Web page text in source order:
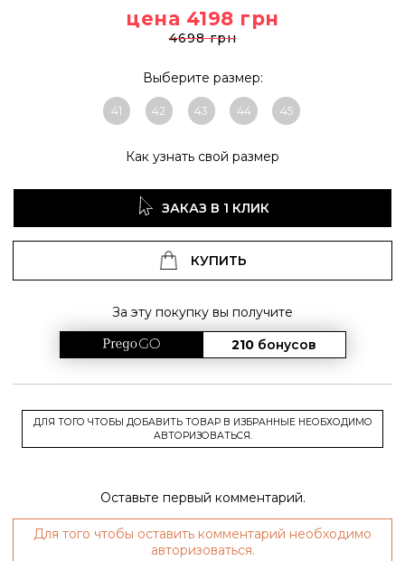
цена 4198 грн
4698 грн
Выберите размер:
41 42 43 44 45
Как узнать свой размер
ЗАКАЗ В 1 КЛИК
КУПИТЬ
За эту покупку вы получите
210 бонусов
ДЛЯ ТОГО ЧТОБЫ ДОБАВИТЬ ТОВАР В ИЗБРАННЫЕ НЕОБХОДИМО
АВТОРИЗОВАТЬСЯ.
Оставьте первый комментарий.
Для того чтобы оставить комментарий необходимо
авторизоваться.